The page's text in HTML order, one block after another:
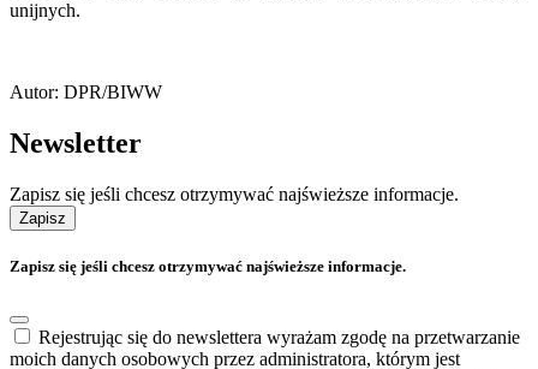
unijnych.
Autor: DPR/BIWW
Newsletter
Zapisz się jeśli chcesz otrzymywać najświeższe informacje.
Zapisz
Zapisz się jeśli chcesz otrzymywać najświeższe informacje.
Rejestrując się do newslettera wyrażam zgodę na przetwarzanie
moich danych osobowych przez administratora, którym jest